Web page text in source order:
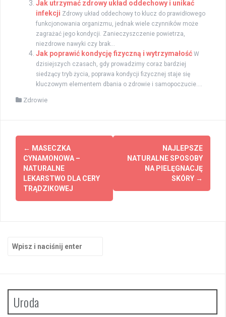
Jak utrzymać zdrowy układ oddechowy i unikać
infekcji Zdrowy układ oddechowy to klucz do prawidłowego
funkcjonowania organizmu, jednak wiele czynników może
zagrażać jego kondycji. Zanieczyszczenie powietrza,
niezdrowe nawyki czy brak...
Jak poprawić kondycję fizyczną i wytrzymałość W
dzisiejszych czasach, gdy prowadzimy coraz bardziej
siedzący tryb życia, poprawa kondycji fizycznej staje się
kluczowym elementem dbania o zdrowie i samopoczucie....
Zdrowie
Zobacz
wpisy
← MASECZKA
CYNAMONOWA –
NATURALNE
LEKARSTWO DLA CERY
TRĄDZIKOWEJ
NAJLEPSZE
NATURALNE SPOSOBY
NA PIELĘGNACJĘ
SKÓRY →
Uroda